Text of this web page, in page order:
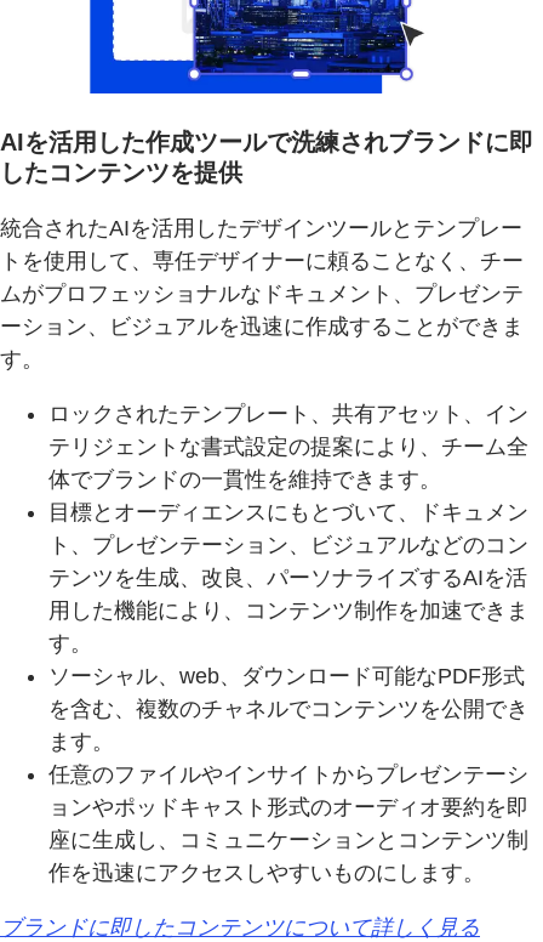
AIを活用した作成ツールで洗練されブランドに即
したコンテンツを提供
統合されたAIを活用したデザインツールとテンプレー
トを使用して、専任デザイナーに頼ることなく、チー
ムがプロフェッショナルなドキュメント、プレゼンテ
ーション、ビジュアルを迅速に作成することができま
す。
ロックされたテンプレート、共有アセット、イン
テリジェントな書式設定の提案により、チーム全
体でブランドの一貫性を維持できます。
目標とオーディエンスにもとづいて、ドキュメン
ト、プレゼンテーション、ビジュアルなどのコン
テンツを生成、改良、パーソナライズするAIを活
用した機能により、コンテンツ制作を加速できま
す。
ソーシャル、web、ダウンロード可能なPDF形式
を含む、複数のチャネルでコンテンツを公開でき
ます。
任意のファイルやインサイトからプレゼンテーシ
ョンやポッドキャスト形式のオーディオ要約を即
座に生成し、コミュニケーションとコンテンツ制
作を迅速にアクセスしやすいものにします。
ブランドに即したコンテンツについて詳しく見る